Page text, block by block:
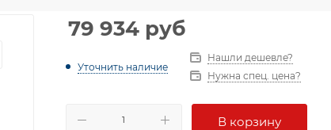
79 934 руб
Уточнить наличие
Нашли дешевле?
Нужна спец. цена?
В корзину